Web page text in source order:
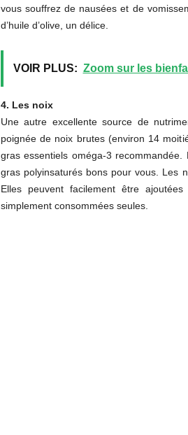
vous souffrez de nausées et de
d’huile d’olive, un délice.
VOIR PLUS: Zoom sur les
4. Les noix
Une autre excellente source de
poignée de noix brutes (environ 14
gras essentiels oméga-3
gras polyinsaturés bons pour vous. Les
Elles peuvent facilement être
simplement consommées seules.